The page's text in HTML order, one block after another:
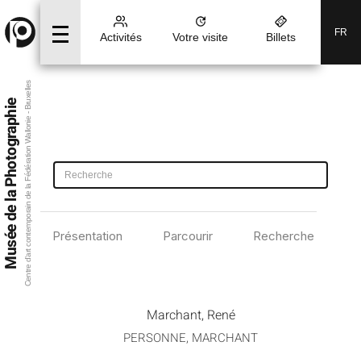
Musée de la PhotographieCentre d’art contemporain de la Fédération Wallonie - Bruxelles
Activités Votre visite Billets FR
Présentation Parcourir Recherche
Marchant, René
PERSONNE, MARCHANT